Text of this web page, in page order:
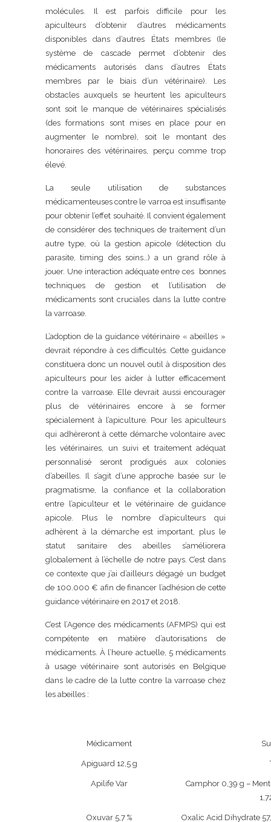
molécules. Il est parfois difficile pour les
apiculteurs d’obtenir d’autres médicaments
disponibles dans d’autres États membres (le
système de cascade permet d’obtenir des
médicaments autorisés dans d’autres États
membres par le biais d’un vétérinaire). Les
obstacles auxquels se heurtent les apiculteurs
sont soit le manque de vétérinaires spécialisés
(des formations sont mises en place pour en
augmenter le nombre), soit le montant des
honoraires des vétérinaires, perçu comme trop
élevé.
La seule utilisation de substances
médicamenteuses contre le varroa est insuffisante
pour obtenir l’effet souhaité. Il convient également
de considérer des techniques de traitement d’un
autre type, où la gestion apicole (détection du
parasite, timing des soins…) a un grand rôle à
jouer. Une interaction adéquate entre ces bonnes
techniques de gestion et l’utilisation de
médicaments sont cruciales dans la lutte contre
la varroase.
L’adoption de la guidance vétérinaire « abeilles »
devrait répondre à ces difficultés. Cette guidance
constituera donc un nouvel outil à disposition des
apiculteurs pour les aider à lutter efficacement
contre la varroase. Elle devrait aussi encourager
plus de vétérinaires encore à se former
spécialement à l’apiculture. Pour les apiculteurs
qui adhèreront à cette démarche volontaire avec
les vétérinaires, un suivi et traitement adéquat
personnalisé seront prodigués aux colonies
d’abeilles. Il s’agit d’une approche basée sur le
pragmatisme, la confiance et la collaboration
entre l’apiculteur et le vétérinaire de guidance
apicole. Plus le nombre d’apiculteurs qui
adhèrent à la démarche est important, plus le
statut sanitaire des abeilles s’améliorera
globalement à l’échelle de notre pays. C’est dans
ce contexte que j’ai d’ailleurs dégagé un budget
de 100.000 € afin de financer l’adhésion de cette
guidance vétérinaire en 2017 et 2018.
C’est l’Agence des médicaments (AFMPS) qui est
compétente en matière d’autorisations de
médicaments. À l’heure actuelle, 5 médicaments
à usage vétérinaire sont autorisés en Belgique
dans le cadre de la lutte contre la varroase chez
les abeilles :
Médicament
Apiguard 12,5 g
Apilife Var
Camphor 0,39 g –
Oxuvar 5,7 % Oxalic Acid Dihydrate